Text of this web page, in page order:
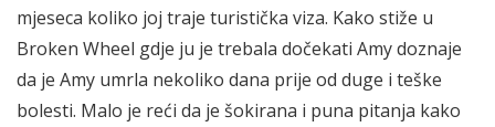
mjeseca koliko joj traje turistička viza. Kako stiže u
Broken Wheel gdje ju je trebala dočekati Amy doznaje
da je Amy umrla nekoliko dana prije od duge i teške
bolesti. Malo je reći da je šokirana i puna pitanja kako